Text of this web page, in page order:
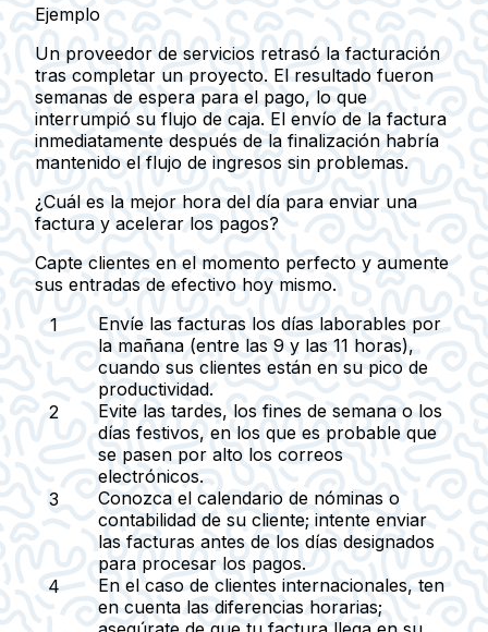
Ejemplo
Un proveedor de servicios retrasó la facturación
tras completar un proyecto. El resultado fueron
semanas de espera para el pago, lo que
interrumpió su flujo de caja. El envío de la factura
inmediatamente después de la finalización habría
mantenido el flujo de ingresos sin problemas.
¿Cuál es la mejor hora del día para enviar una
factura y acelerar los pagos?
Capte clientes en el momento perfecto y aumente
sus entradas de efectivo hoy mismo.
Envíe las facturas los días laborables por
la mañana (entre las 9 y las 11 horas),
cuando sus clientes están en su pico de
productividad.
Evite las tardes, los fines de semana o los
días festivos, en los que es probable que
se pasen por alto los correos
electrónicos.
Conozca el calendario de nóminas o
contabilidad de su cliente; intente enviar
las facturas antes de los días designados
para procesar los pagos.
En el caso de clientes internacionales, ten
en cuenta las diferencias horarias;